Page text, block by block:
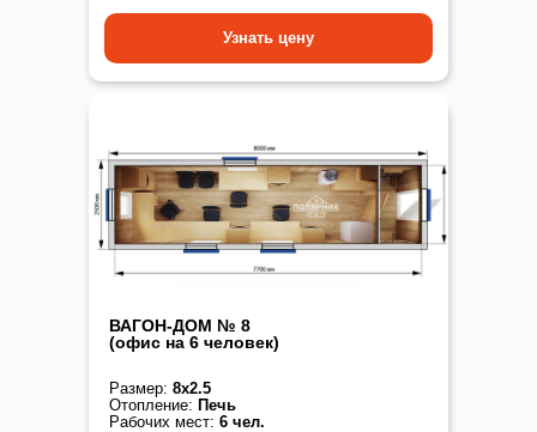
Размер: 8х2.5
Отопление: Печь
Рабочих мест: 6 чел.
ВАГОН-ДОМ № 8
(офис на 6 человек)
Узнать цену